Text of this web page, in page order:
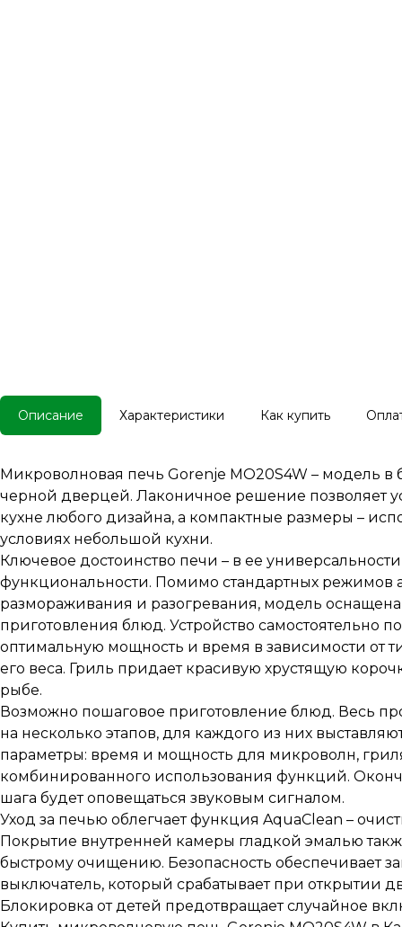
Описание Характеристики Как купить
Микроволновая печь Gorenje MO20S4W – модель в
черной дверцей. Лаконичное решение позволяет
кухне любого дизайна, а компактные размеры –
условиях небольшой кухни.
Ключевое достоинство печи – в ее
функциональности. Помимо стандартных режимов
размораживания и разогревания, модель
приготовления блюд. Устройство самостоятельно
оптимальную мощность и время в зависимости от
его веса. Гриль придает красивую хрустящую
рыбе.
Возможно пошаговое приготовление блюд. Весь
на несколько этапов, для каждого из них
параметры: время и мощность для микроволн,
комбинированного использования функций.
шага будет оповещаться звуковым сигналом.
Уход за печью облегчает функция AquaClean –
Покрытие внутренней камеры гладкой эмалью
быстрому очищению. Безопасность обеспечивает
выключатель, который срабатывает при открытии
Блокировка от детей предотвращает случайное